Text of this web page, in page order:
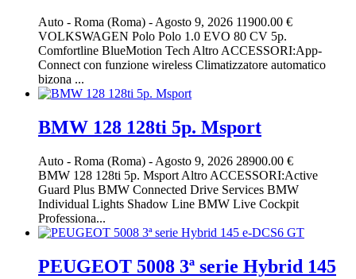
Auto - Roma (Roma) - Agosto 9, 2026 11900.00 €
VOLKSWAGEN Polo Polo 1.0 EVO 80 CV 5p.
Comfortline BlueMotion Tech Altro ACCESSORI:App-
Connect con funzione wireless Climatizzatore automatico
bizona ...
BMW 128 128ti 5p. Msport
Auto - Roma (Roma) - Agosto 9, 2026 28900.00 €
BMW 128 128ti 5p. Msport Altro ACCESSORI:Active
Guard Plus BMW Connected Drive Services BMW
Individual Lights Shadow Line BMW Live Cockpit
Professiona...
PEUGEOT 5008 3ª serie Hybrid 145